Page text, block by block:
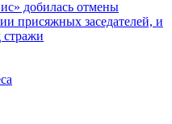
добилась отмены
присяжных заседателей, и
стражи